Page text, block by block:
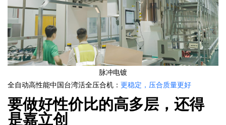
脉冲电镀
全自动高性能中国台湾活全压合机： 更稳定，压合质量更好
要做好性价比的高多层，还得
是嘉立创